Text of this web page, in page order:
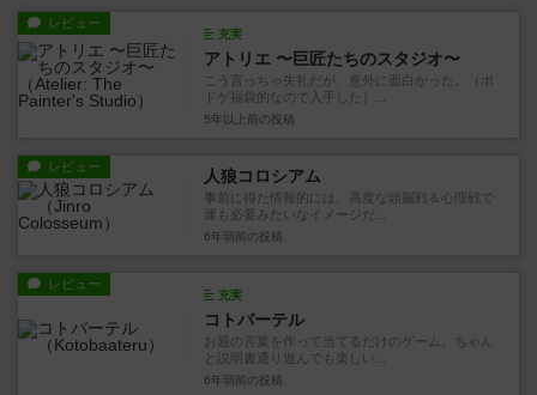
レビュー
充実
アトリエ 〜巨匠たちのスタジオ〜
こう言っちゃ失礼だが、意外に面白かった。（ボ
ドゲ福袋的なので入手した）...
5年以上前 の投稿
レビュー 人狼コロシアム
事前に得た情報的には、高度な頭脳戦＆心理戦で
運も必要みたいなイメージだ...
6年弱前 の投稿
レビュー
充実
コトバーテル
お題の言葉を作って当てるだけのゲーム。ちゃん
と説明書通り遊んでも楽しい...
6年弱前 の投稿